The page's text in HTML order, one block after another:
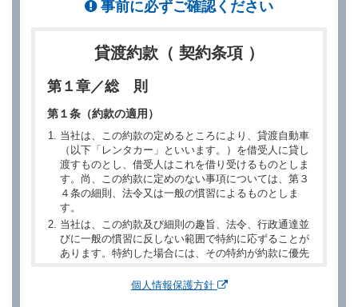
事前に必ずご確認ください
貸渡約款（ 契約条項 ）
第１章／総 則
第１条（約款の適用）
当社は、この約款の定めるところにより、貸渡自動車
（以下「レンタカー」といいます。）を借受人に貸し
渡すものとし、借受人はこれを借り受けるものとしま
す。尚、この約款に定めのない事項については、第３
４条の細則、法令又は一般の慣習によるものとしま
す。
当社は、この約款及び細則の趣旨、法令、行政通達並
びに一般の慣習に反しない範囲で特約に応ずることが
あります。特約した場合には、その特約が約款に優先
個人情報保護方針